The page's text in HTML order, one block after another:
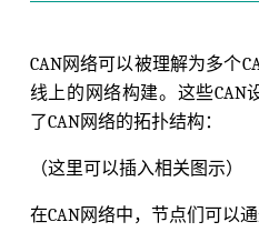
CAN网络可以被理解为多个
线上的网络构建。这些CAN
了CAN网络的拓扑结构：
（这里可以插入相关图示）
在CAN网络中，节点们可以